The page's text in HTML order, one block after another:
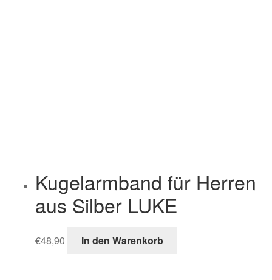
Kugelarmband für Herren
aus Silber LUKE
€48,90 In den Warenkorb